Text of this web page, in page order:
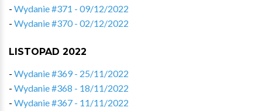
- Wydanie #371 - 09/12/2022
- Wydanie #370 - 02/12/2022
LISTOPAD 2022
- Wydanie #369 - 25/11/2022
- Wydanie #368 - 18/11/2022
- Wydanie #367 - 11/11/2022